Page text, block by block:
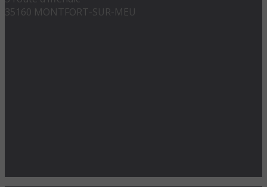
35160 MONTFORT-SUR-MEU